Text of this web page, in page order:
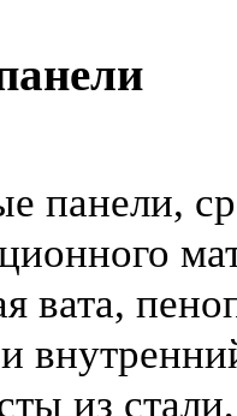
панели,
вата,
из